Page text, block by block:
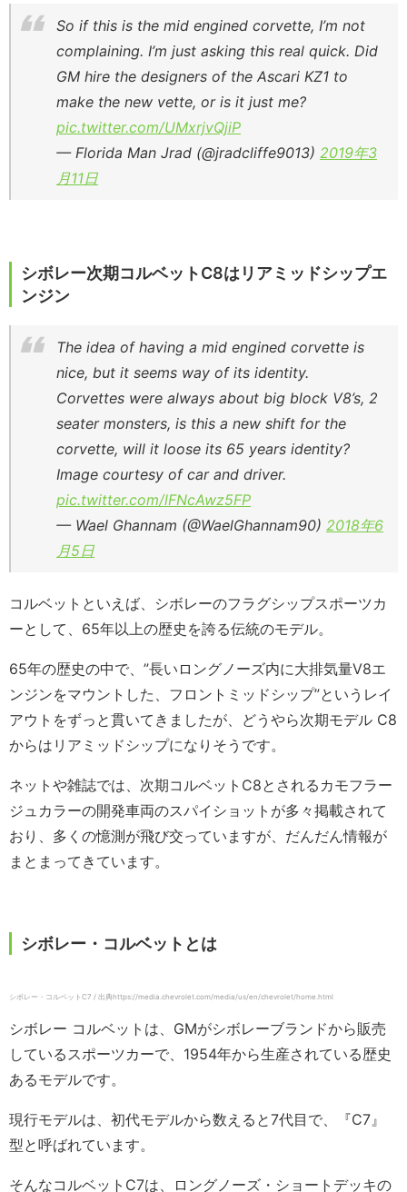
So if this is the mid engined corvette, I’m not
complaining. I’m just asking this real quick. Did
GM hire the designers of the Ascari KZ1 to
make the new vette, or is it just me?
pic.twitter.com/UMxrjvQjiP
— Florida Man Jrad (@jradcliffe9013) 2019年3
月11日
シボレー次期コルベットC8はリアミッドシップエ
ンジン
The idea of having a mid engined corvette is
nice, but it seems way of its identity.
Corvettes were always about big block V8’s, 2
seater monsters, is this a new shift for the
corvette, will it loose its 65 years identity?
Image courtesy of car and driver.
pic.twitter.com/lFNcAwz5FP
— Wael Ghannam (@WaelGhannam90) 2018年6
月5日
コルベットといえば、シボレーのフラグシップスポーツカ
ーとして、65年以上の歴史を誇る伝統のモデル。
65年の歴史の中で、”長いロングノーズ内に大排気量V8エ
ンジンをマウントした、フロントミッドシップ”というレイ
アウトをずっと貫いてきましたが、どうやら次期モデル C8
からはリアミッドシップになりそうです。
ネットや雑誌では、次期コルベットC8とされるカモフラー
ジュカラーの開発車両のスパイショットが多々掲載されて
おり、多くの憶測が飛び交っていますが、だんだん情報が
まとまってきています。
シボレー・コルベットとは
シボレー・コルベットC7 / 出典https://media.chevrolet.com/media/us/en/chevrolet/home.html
シボレー コルベットは、GMがシボレーブランドから販売
しているスポーツカーで、1954年から生産されている歴史
あるモデルです。
現行モデルは、初代モデルから数えると7代目で、『C7』
型と呼ばれています。
そんなコルベットC7は、ロングノーズ・ショートデッキの